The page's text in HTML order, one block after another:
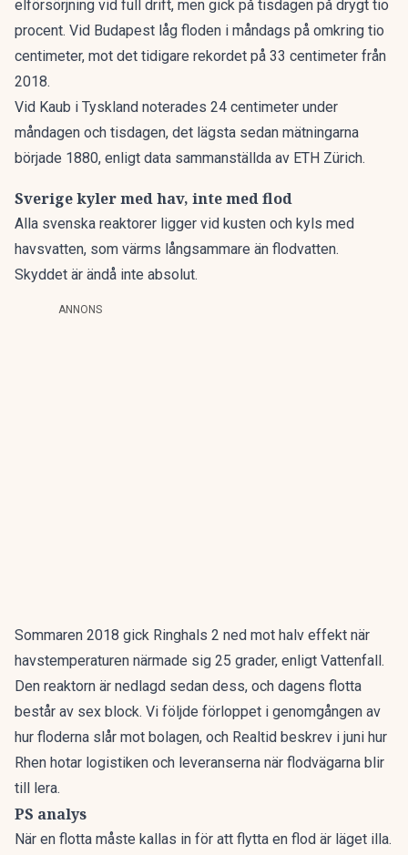
elförsörjning vid full drift, men gick på tisdagen på drygt tio
procent. Vid Budapest låg floden i måndags på omkring tio
centimeter, mot det tidigare rekordet på 33 centimeter från
2018.
Vid Kaub i Tyskland noterades 24 centimeter under
måndagen och tisdagen, det lägsta sedan mätningarna
började 1880, enligt data sammanställda av ETH Zürich.
Sverige kyler med hav, inte med flod
Alla svenska reaktorer ligger vid kusten och kyls med
havsvatten, som värms långsammare än flodvatten.
Skyddet är ändå inte absolut.
ANNONS
Sommaren 2018 gick Ringhals 2 ned mot halv effekt när
havstemperaturen närmade sig 25 grader, enligt Vattenfall.
Den reaktorn är nedlagd sedan dess, och dagens flotta
består av sex block. Vi följde förloppet i genomgången av
hur floderna slår mot bolagen, och Realtid beskrev i juni hur
Rhen hotar logistiken och leveranserna när flodvägarna blir
till lera.
PS analys
När en flotta måste kallas in för att flytta en flod är läget illa.